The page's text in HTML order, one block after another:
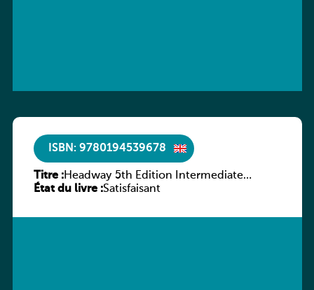
ISBN: 9780194539678
Titre :Headway 5th Edition Intermediate
Workbook without key
État du livre :Satisfaisant